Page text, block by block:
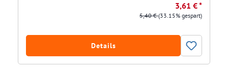
3,61 € *
5,40 €(33.15% gespart)
Details